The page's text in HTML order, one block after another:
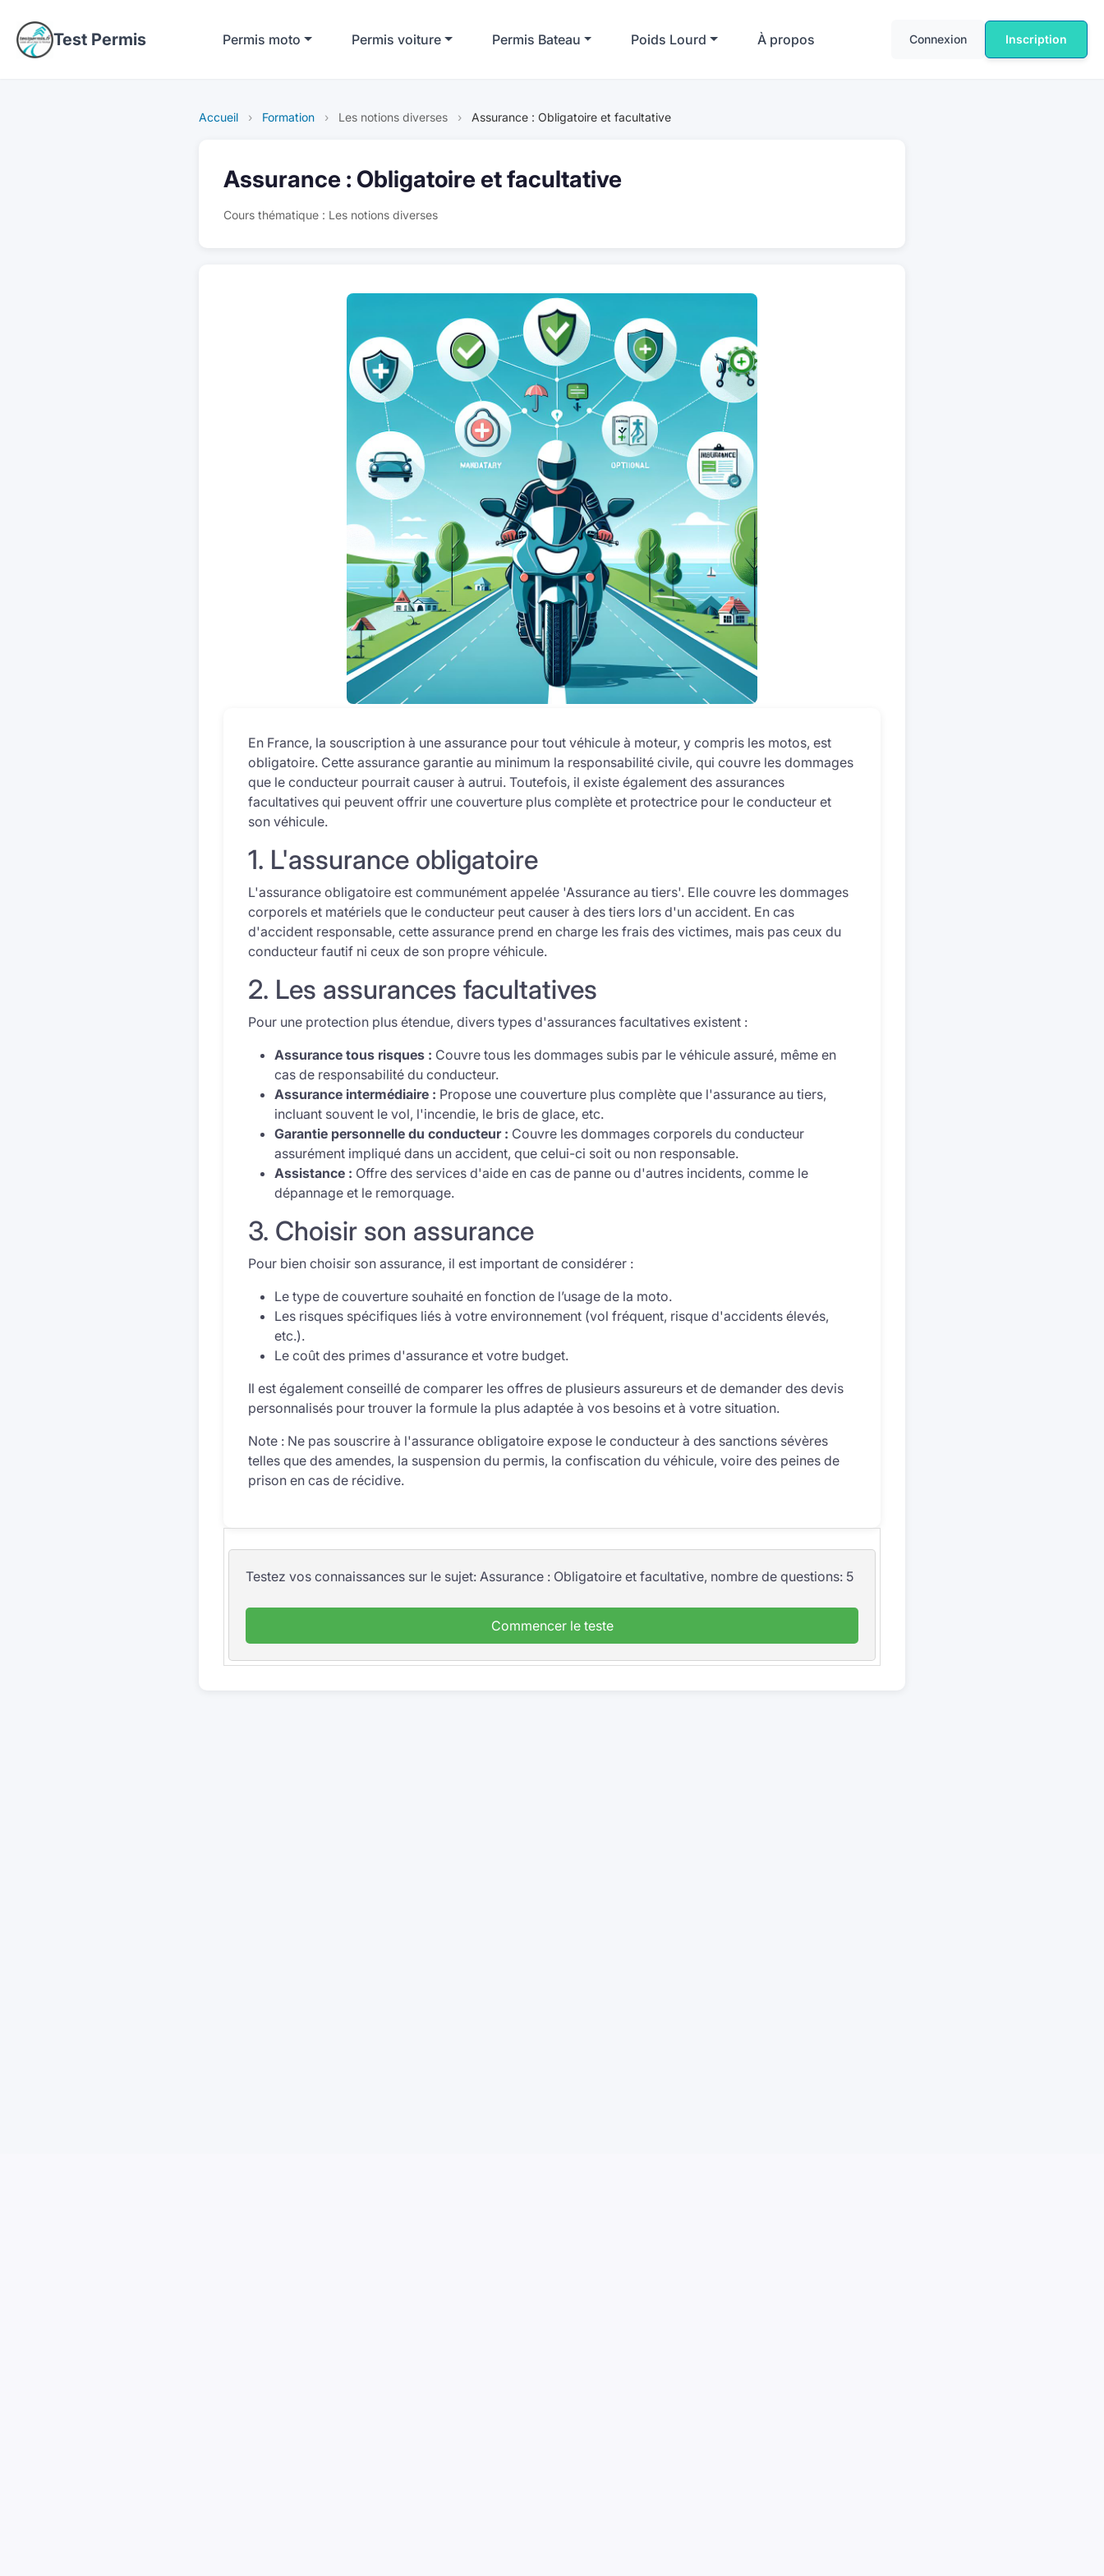
Test Permis Permis moto Permis voiture Permis Bateau Poids Lourd À propos Connexion Inscription
Accueil › Formation › Les notions diverses › Assurance : Obligatoire et facultative
Assurance : Obligatoire et facultative
Cours thématique : Les notions diverses
En France, la souscription à une assurance pour tout véhicule à moteur, y compris les motos, est
obligatoire. Cette assurance garantie au minimum la responsabilité civile, qui couvre les dommages
que le conducteur pourrait causer à autrui. Toutefois, il existe également des assurances
facultatives qui peuvent offrir une couverture plus complète et protectrice pour le conducteur et
son véhicule.
1. L'assurance obligatoire
L'assurance obligatoire est communément appelée 'Assurance au tiers'. Elle couvre les dommages
corporels et matériels que le conducteur peut causer à des tiers lors d'un accident. En cas
d'accident responsable, cette assurance prend en charge les frais des victimes, mais pas ceux du
conducteur fautif ni ceux de son propre véhicule.
2. Les assurances facultatives
Pour une protection plus étendue, divers types d'assurances facultatives existent :
Assurance tous risques : Couvre tous les dommages subis par le véhicule assuré, même en
cas de responsabilité du conducteur.
Assurance intermédiaire : Propose une couverture plus complète que l'assurance au tiers,
incluant souvent le vol, l'incendie, le bris de glace, etc.
Garantie personnelle du conducteur : Couvre les dommages corporels du conducteur
assurément impliqué dans un accident, que celui-ci soit ou non responsable.
Assistance : Offre des services d'aide en cas de panne ou d'autres incidents, comme le
dépannage et le remorquage.
3. Choisir son assurance
Pour bien choisir son assurance, il est important de considérer :
Le type de couverture souhaité en fonction de l’usage de la moto.
Les risques spécifiques liés à votre environnement (vol fréquent, risque d'accidents élevés,
etc.).
Le coût des primes d'assurance et votre budget.
Il est également conseillé de comparer les offres de plusieurs assureurs et de demander des devis
personnalisés pour trouver la formule la plus adaptée à vos besoins et à votre situation.
Note : Ne pas souscrire à l'assurance obligatoire expose le conducteur à des sanctions sévères
telles que des amendes, la suspension du permis, la confiscation du véhicule, voire des peines de
prison en cas de récidive.
Testez vos connaissances sur le sujet: Assurance : Obligatoire et facultative, nombre de questions: 5
Commencer le teste